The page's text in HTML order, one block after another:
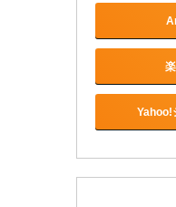
Yahoo!